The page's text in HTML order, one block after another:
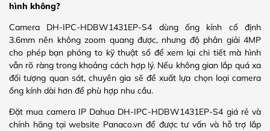
hình không?
Camera DH-IPC-HDBW1431EP-S4 dùng ống kính cố định
3.6mm nên không zoom quang được, nhưng độ phân giải 4MP
cho phép bạn phóng to kỹ thuật số để xem lại chi tiết mà hình
vẫn rõ ràng trong khoảng cách hợp lý. Nếu không gian lắp quá xa
đối tượng quan sát, chuyên gia sẽ đề xuất lựa chọn loại camera
ống kính dài hơn để phù hợp nhu cầu.
Đặt mua camera IP Dahua DH-IPC-HDBW1431EP-S4 giá rẻ và
chính hãng tại website Panaco.vn để được tư vấn và hỗ trợ lắp